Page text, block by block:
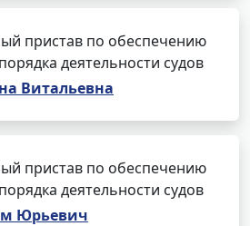
пристав по обеспечению
деятельности судов
Витальевна
пристав по обеспечению
деятельности судов
Юрьевич